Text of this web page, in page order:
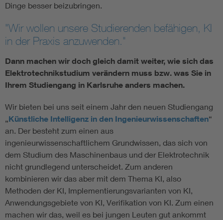
Dinge besser beizubringen.
"Wir wollen unsere Studierenden befähigen, KI
in der Praxis anzuwenden."
Dann machen wir doch gleich damit weiter, wie sich das
Elektrotechnikstudium verändern muss bzw. was Sie in
Ihrem Studiengang in Karlsruhe anders machen.
Wir bieten bei uns seit einem Jahr den neuen Studiengang
„Künstliche Intelligenz in den Ingenieurwissenschaften“
an. Der besteht zum einen aus
ingenieurwissenschaftlichem Grundwissen, das sich von
dem Studium des Maschinenbaus und der Elektrotechnik
nicht grundlegend unterscheidet. Zum anderen
kombinieren wir das aber mit dem Thema KI, also
Methoden der KI, Implementierungsvarianten von KI,
Anwendungsgebiete von KI, Verifikation von KI. Zum einen
machen wir das, weil es bei jungen Leuten gut ankommt